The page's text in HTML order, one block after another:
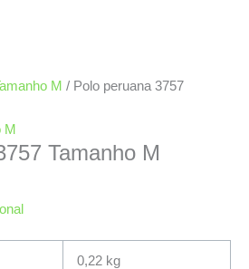
M / Polo peruana 3757
M
Tamanho M
0,22 kg